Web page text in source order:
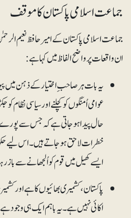
جماعت اسلامی پاکستان کا موقف
جماعت اسلامی پاکستان کے امیر حافظ نعیم
ان واقعات پر واضح الفاظ میں کہا ہے:
یہ بات ہر صاحب ِ اختیار کے ذہن میں
عوامی اُمنگوں کو کچلنے اور سیاسی نظام
حال پیدا ہوجاتی ہے کہ جس سے پورے
خطرات لاحق ہوجاتے ہیں۔اس لیے
ایسے کھیل میں قوم کو اُلجھانے سے باز
پاکستان، کشمیری بھائیوں کا ہے اور
اکائی نہیں ہے۔ یہ باہم ایک ہی وجود